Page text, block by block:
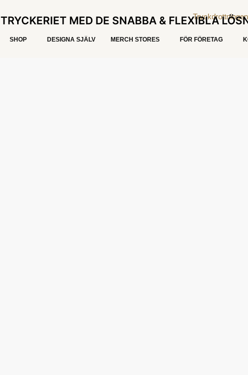
TRYCKERIET MED DE SNABBA & FLEXIBLA
SHOP DESIGNA SJÄLV MERCH STORES FÖR FÖRETAG